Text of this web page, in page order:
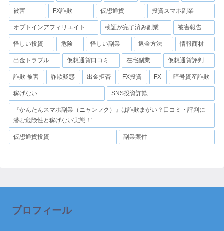
被害 FX詐欺 仮想通貨 投資スマホ副業
オプトインアフィリエイト 検証が完了済み副業 被害報告
怪しい投資 危険 怪しい副業 返金方法 情報商材
出金トラブル 仮想通貨口コミ 在宅副業 仮想通貨評判
詐欺 被害 詐欺疑惑 出金拒否 FX投資 FX 暗号資産詐欺
稼げない SNS投資詐欺
『かんたんスマホ副業（ニャンフク）』は詐欺まがい？口コミ・評判に
潜む危険性と稼げない実態！'
仮想通貨投資 副業案件
プロフィール